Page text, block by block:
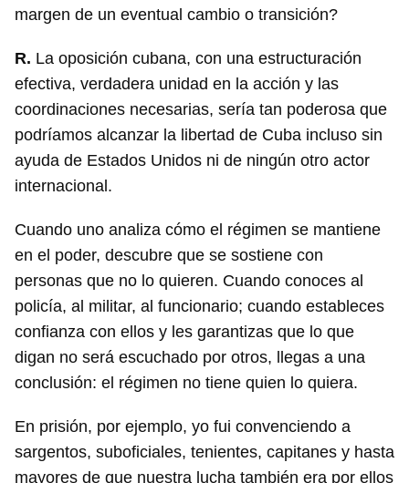
margen de un eventual cambio o transición?
R. La oposición cubana, con una estructuración
efectiva, verdadera unidad en la acción y las
coordinaciones necesarias, sería tan poderosa que
podríamos alcanzar la libertad de Cuba incluso sin
ayuda de Estados Unidos ni de ningún otro actor
internacional.
Cuando uno analiza cómo el régimen se mantiene
en el poder, descubre que se sostiene con
personas que no lo quieren. Cuando conoces al
policía, al militar, al funcionario; cuando estableces
confianza con ellos y les garantizas que lo que
digan no será escuchado por otros, llegas a una
conclusión: el régimen no tiene quien lo quiera.
En prisión, por ejemplo, yo fui convenciendo a
sargentos, suboficiales, tenientes, capitanes y hasta
mayores de que nuestra lucha también era por ellos